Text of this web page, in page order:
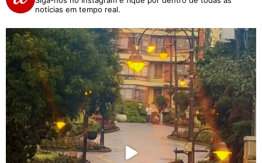
notícias em tempo real.